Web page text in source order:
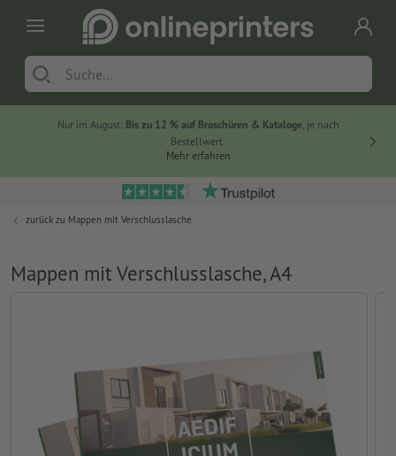
Nur im August: Bis zu 12 % auf Broschüren & Kataloge, je nach
Bestellwert.
Mehr erfahren
zurück zu Mappen mit Verschlusslasche
Mappen mit Verschlusslasche, A4